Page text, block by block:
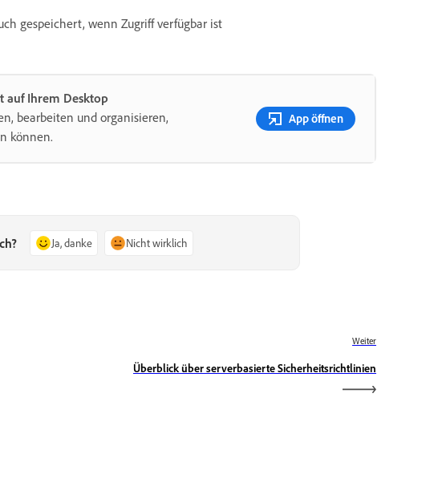
gespeichert, wenn Zugriff verfügbar ist
auf Ihrem Desktop
bearbeiten und organisieren,
können.
App öffnen
Ja, danke Nicht wirklich
Weiter
Überblick über serverbasierte Sicherheitsrichtlinien